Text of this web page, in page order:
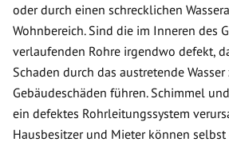
oder durch einen schrecklichen
Wohnbereich. Sind die im Inneren des
verlaufenden Rohre irgendwo defekt,
Schaden durch das austretende
Gebäudeschäden führen. Schimmel
ein defektes Rohrleitungssystem
Hausbesitzer und Mieter können